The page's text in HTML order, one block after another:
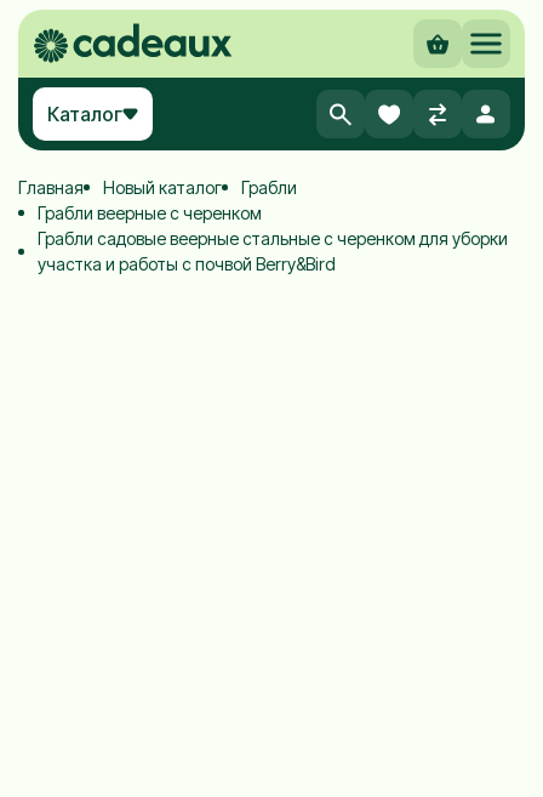
Каталог
Главная Новый каталог
Грабли
Грабли веерные с черенком
Грабли садовые веерные стальные с черенком для уборки
участка и работы с почвой Berry&Bird